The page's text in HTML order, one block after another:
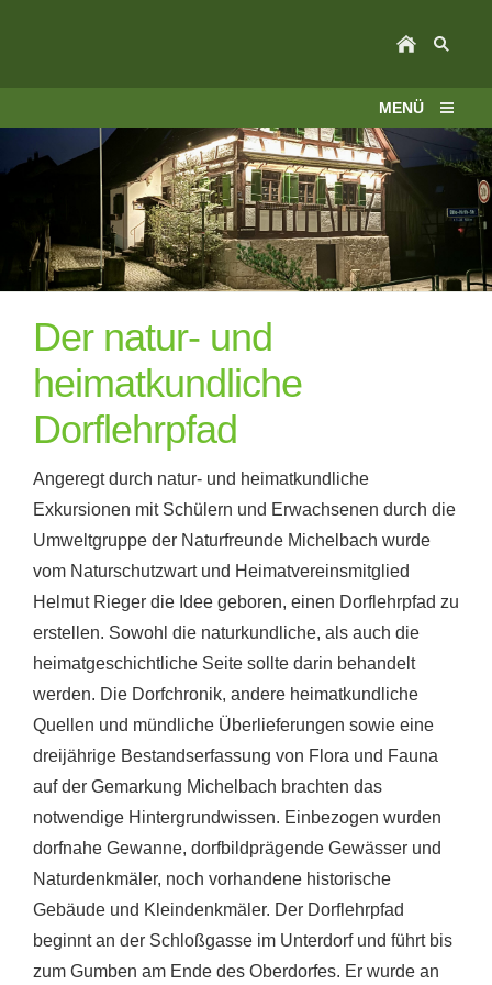
MENÜ
Der natur- und
heimatkundliche
Dorflehrpfad
Angeregt durch natur- und heimatkundliche
Exkursionen mit Schülern und Erwachsenen durch die
Umweltgruppe der Naturfreunde Michelbach wurde
vom Naturschutzwart und Heimatvereinsmitglied
Helmut Rieger die Idee geboren, einen Dorflehrpfad zu
erstellen. Sowohl die naturkundliche, als auch die
heimatgeschichtliche Seite sollte darin behandelt
werden. Die Dorfchronik, andere heimatkundliche
Quellen und mündliche Überlieferungen sowie eine
dreijährige Bestandserfassung von Flora und Fauna
auf der Gemarkung Michelbach brachten das
notwendige Hintergrundwissen. Einbezogen wurden
dorfnahe Gewanne, dorfbildprägende Gewässer und
Naturdenkmäler, noch vorhandene historische
Gebäude und Kleindenkmäler. Der Dorflehrpfad
beginnt an der Schloßgasse im Unterdorf und führt bis
zum Gumben am Ende des Oberdorfes. Er wurde an